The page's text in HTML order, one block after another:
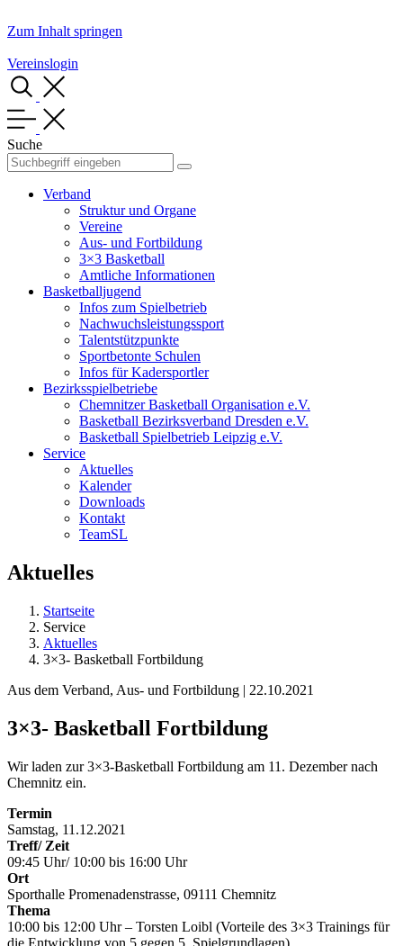
Zum Inhalt springen
Vereinslogin
Suche
Verband
Struktur und Organe
Vereine
Aus- und Fortbildung
3×3 Basketball
Amtliche Informationen
Basketballjugend
Infos zum Spielbetrieb
Nachwuchsleistungssport
Talentstützpunkte
Sportbetonte Schulen
Infos für Kadersportler
Bezirksspielbetriebe
Chemnitzer Basketball Organisation e.V.
Basketball Bezirksverband Dresden e.V.
Basketball Spielbetrieb Leipzig e.V.
Service
Aktuelles
Kalender
Downloads
Kontakt
TeamSL
Aktuelles
Startseite
Service
Aktuelles
3×3- Basketball Fortbildung
Aus dem Verband, Aus- und Fortbildung | 22.10.2021
3×3- Basketball Fortbildung
Wir laden zur 3×3-Basketball Fortbildung am 11. Dezember nach
Chemnitz ein.
Termin
Samstag, 11.12.2021
Treff/ Zeit
09:45 Uhr/ 10:00 bis 16:00 Uhr
Ort
Sporthalle Promenadenstrasse, 09111 Chemnitz
Thema
10:00 bis 12:00 Uhr – Torsten Loibl (Vorteile des 3×3 Trainings für
die Entwicklung von 5 gegen 5, Spielgrundlagen)